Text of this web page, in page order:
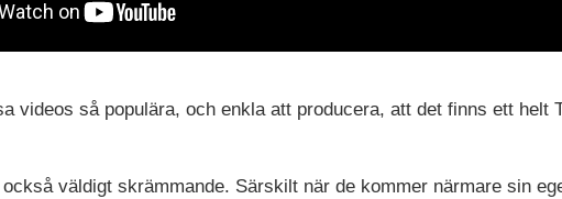
videos så populära, och enkla att producera, att det finns ett helt
väldigt skrämmande. Särskilt när de kommer närmare sin